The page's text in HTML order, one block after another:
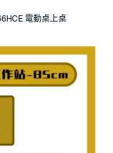
電動桌上桌